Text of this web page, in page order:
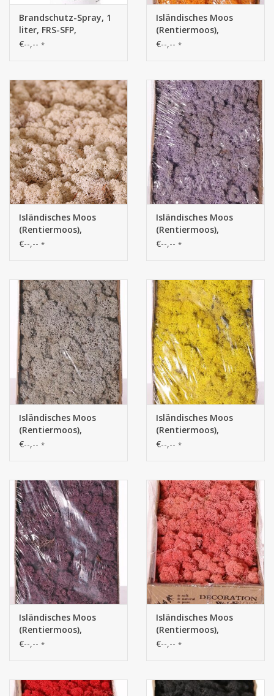
Brandschutz-Spray, 1
liter, FRS-SFP,
Pumpspray
€--,-- *
Isländisches Moos
(Rentiermoos),
Schachtel mit 500 gr
€--,-- *
Isländisches Moos
(Rentiermoos),
Schachtel mit 500 gr
€--,-- *
Isländisches Moos
(Rentiermoos),
Schachtel mit 500 gr
€--,-- *
Isländisches Moos
(Rentiermoos),
Schachtel mit 500 gr
€--,-- *
Isländisches Moos
(Rentiermoos),
Schachtel mit 500 gr
€--,-- *
Isländisches Moos
(Rentiermoos),
Schachtel mit 500 gr
€--,-- *
Isländisches Moos
(Rentiermoos),
Schachtel mit 500 gr
€--,-- *